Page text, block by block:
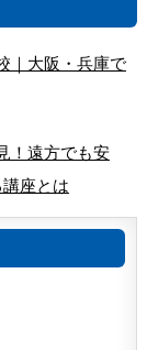
｜大阪・兵庫で
！遠方でも安
座とは